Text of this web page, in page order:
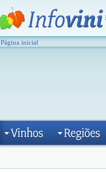
Página inicial